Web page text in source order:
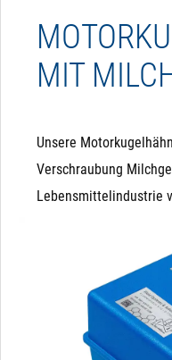
MIT
Unsere
Verschraubung
Lebensmittelindustrie